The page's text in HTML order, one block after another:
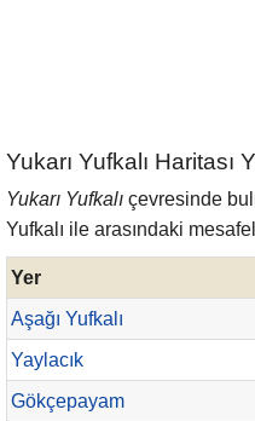
Yukarı Yufkalı Haritası
Yukarı Yufkalı çevresinde
Yufkalı ile arasındaki
Yer
Aşağı Yufkalı
Yaylacık
Gökçepayam